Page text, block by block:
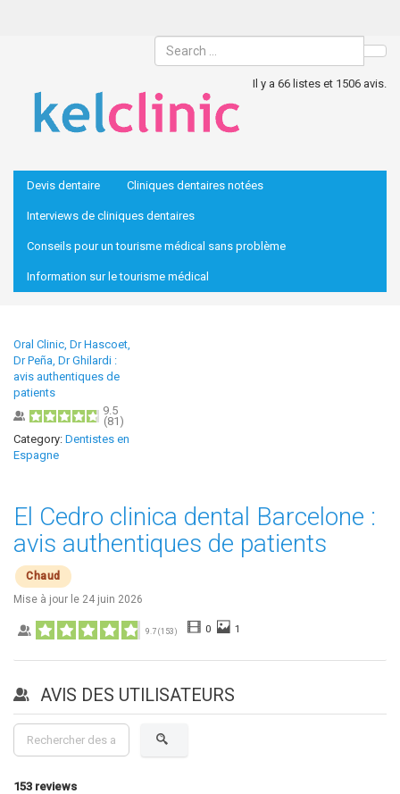
Il y a 66 listes et 1506 avis.
Devis dentaire Cliniques dentaires notées
Interviews de cliniques dentaires
Conseils pour un tourisme médical sans problème
Information sur le tourisme médical
Oral Clinic, Dr Hascoet,
Dr Peña, Dr Ghilardi :
avis authentiques de
patients
9.5
(81 )
Category: Dentistes en
Espagne
El Cedro clinica dental Barcelone :
avis authentiques de patients
Chaud
Mise à jour le 24 juin 2026
9.7 (153 ) 0 1
AVIS DES UTILISATEURS
153 reviews